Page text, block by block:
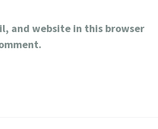
and website in this browser